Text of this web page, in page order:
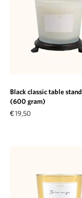
Black classic table stand
(600 gram)
€19,50